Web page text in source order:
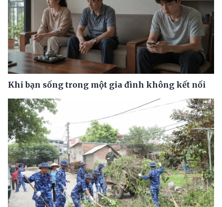
Khi bạn sống trong một gia đình không kết nối